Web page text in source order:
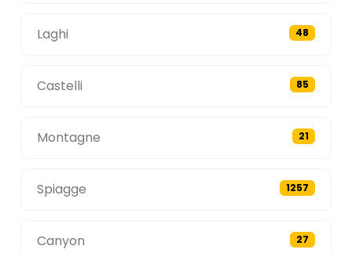
Laghi 48
Castelli 85
Montagne 21
Spiagge 1257
Canyon 27